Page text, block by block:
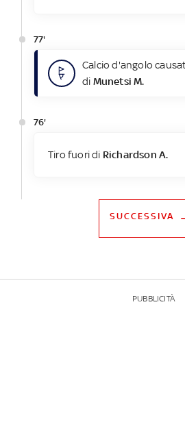
77'
Calcio d'angolo
di Munetsi M.
76'
Tiro fuori di Richardson A.
SUCCESSIVA
PUBBLICITÀ